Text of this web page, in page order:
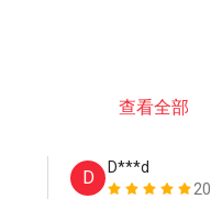
查看全部
D
D***d